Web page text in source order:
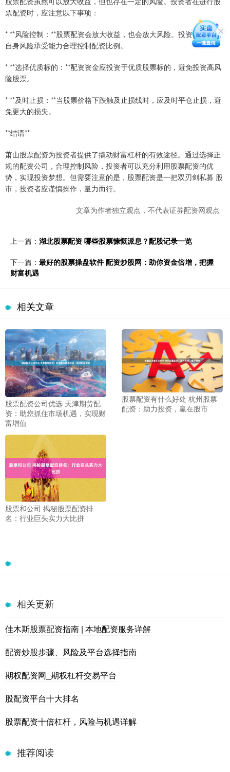
票配资时，应注意以下事项：
* **风险控制：**股票配资会放大收益，也会放大风险。投资者应根据
自身风险承受能力合理控制配资比例。
* **选择优质标的：**配资资金应投资于优质股票标的，避免投资高风
险股票。
* **及时止损：**当股票价格下跌触及止损线时，应及时平仓止损，避
免更大的损失。
**结语**
萧山股票配资为投资者提供了撬动财富杠杆的有效途径。通过选择正
规的配资公司，合理控制风险，投资者可以充分利用股票配资的优
势，实现投资梦想。但需要注意的是，股票配资是一把双刃剑私募 股
市，投资者应谨慎操作，量力而行。
文章为作者独立观点，不代表证券配资网观点
上一篇： 湖北股票配资 哪些股票慷慨派息？配股记录一览
下一篇： 最好的股票操盘软件 配资炒股网：助你资金倍增，把握
财富机遇
相关文章
股票配资公司优选 天津期货配
资：助您抓住市场机遇，实现财
富增值
股票配资有什么好处 杭州股票
配资：助力投资，赢在股市
股票和公司 揭秘股票配资排
名：行业巨头实力大比拼
相关更新
佳木斯股票配资指南 | 本地配资服务详解
配资炒股步骤、风险及平台选择指南
期权配资网_期权杠杆交易平台
股配资平台十大排名
股票配资十倍杠杆，风险与机遇详解
推荐阅读